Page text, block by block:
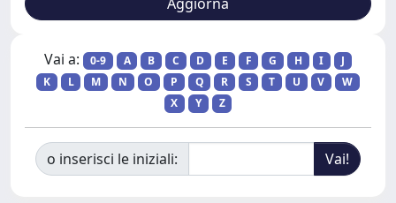
Vai a: 0-9 A B C D E F G H I
J
K
L M N O P Q R S T U V
W
X
Y Z
o inserisci le iniziali: